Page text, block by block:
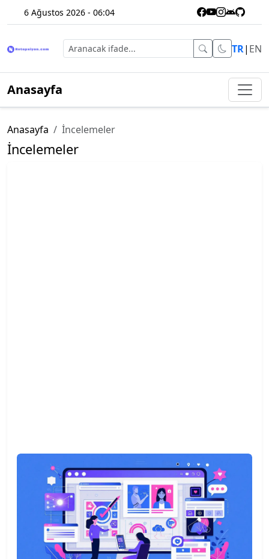
6 Ağustos 2026 - 06:04
TR| EN
Anasayfa
Anasayfa İncelemeler
İncelemeler